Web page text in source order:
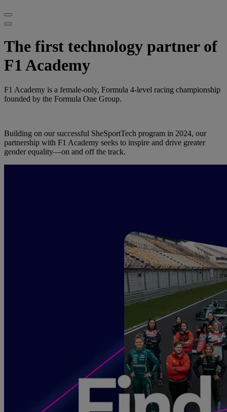
The first technology partner of
F1 Academy
F1 Academy is a female-only, Formula 4-level racing championship
founded by the Formula One Group.
Building on our successful SheSportTech program in 2024, our
partnership with F1 Academy seeks to inspire and drive greater
gender equality—on and off the track.